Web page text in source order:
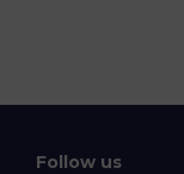
Follow us